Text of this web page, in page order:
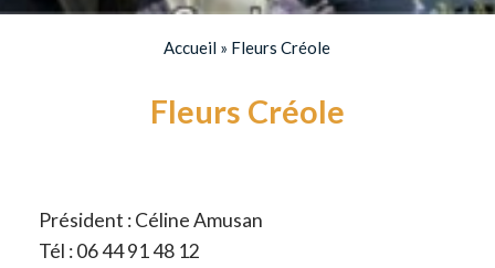
Accueil » Fleurs Créole
Fleurs Créole
Président : Céline Amusan
Tél : 06 44 91 48 12